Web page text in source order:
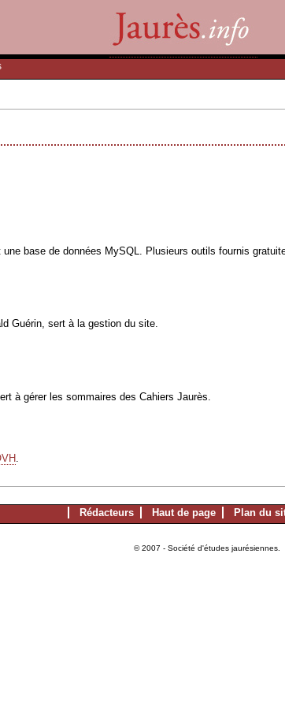
base de données MySQL. Plusieurs outils fournis
Guérin, sert à la gestion du site.
à gérer les sommaires des Cahiers Jaurès.
Rédacteurs Haut de page Plan du
© 2007 - Société d'études jaurésiennes.